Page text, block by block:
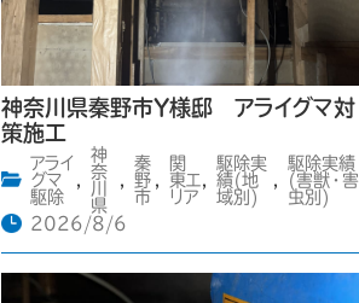
神奈川県秦野市Y様邸 アライグマ対
策施工
アライ
グマ
駆除
神
奈
川
県
秦
野
市
関
東エ
リア
駆除実
績(地
域別)
駆除実績
(害獣・害
虫別)
2026/8/6